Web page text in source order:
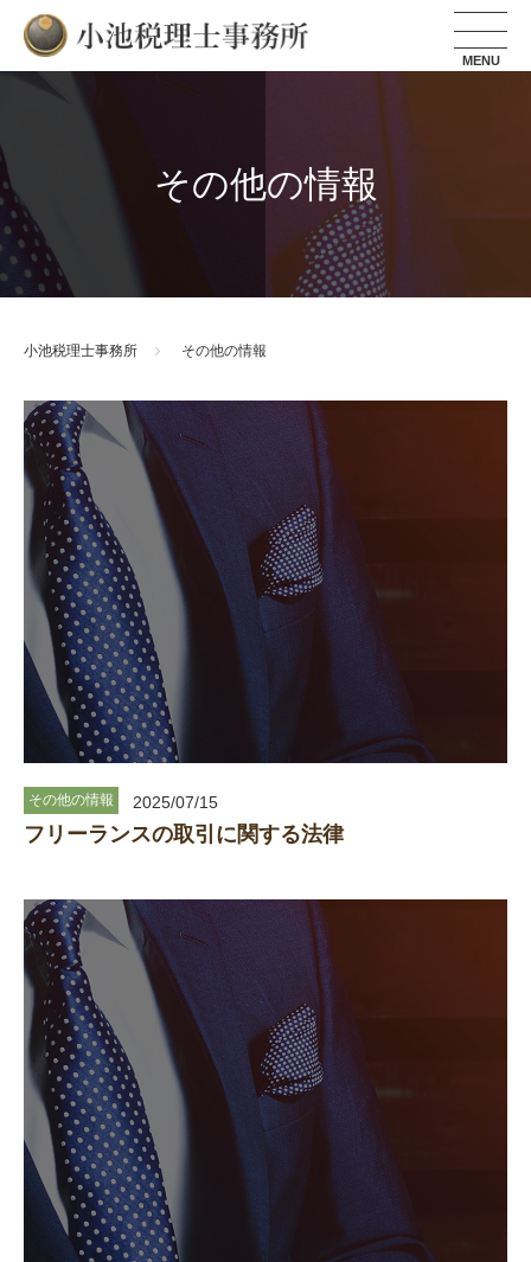
小池税理士事務所
その他の情報
小池税理士事務所 その他の情報
その他の情報 2025/07/15
フリーランスの取引に関する法律